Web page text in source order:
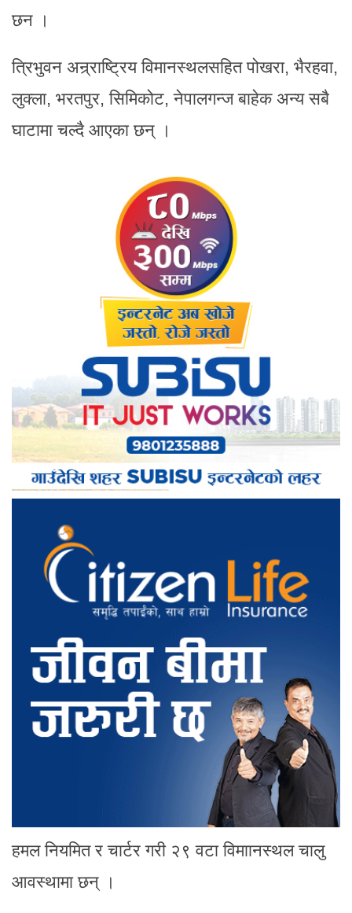
छन ।
त्रिभुवन अन्र्राष्ट्रिय विमानस्थलसहित पोखरा, भैरहवा,
लुक्ला, भरतपुर, सिमिकोट, नेपालगन्ज बाहेक अन्य सबै
घाटामा चल्दै आएका छन् ।
हमल नियमित र चार्टर गरी २९ वटा विमाानस्थल चालु
आवस्थामा छन् ।